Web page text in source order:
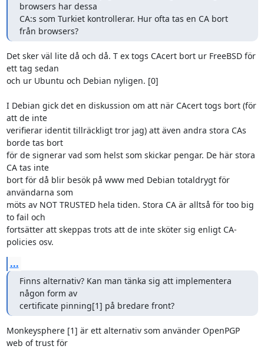
browsers har dessa
CA:s som Turkiet kontrollerar. Hur ofta tas en CA bort
från browsers?
Det sker väl lite då och då. T ex togs CAcert bort ur FreeBSD för
ett tag sedan
och ur Ubuntu och Debian nyligen. [0]
I Debian gick det en diskussion om att när CAcert togs bort (för
att de inte
verifierar identit tillräckligt tror jag) att även andra stora CAs
borde tas bort
för de signerar vad som helst som skickar pengar. De här stora
CA tas inte
bort för då blir besök på www med Debian totaldrygt för
användarna som
möts av NOT TRUSTED hela tiden. Stora CA är alltså för too big
to fail och
fortsätter att skeppas trots att de inte sköter sig enligt CA-
policies osv.
...
Finns alternativ? Kan man tänka sig att implementera
någon form av
certificate pinning[1] på bredare front?
Monkeysphere [1] är ett alternativ som använder OpenPGP
web of trust för